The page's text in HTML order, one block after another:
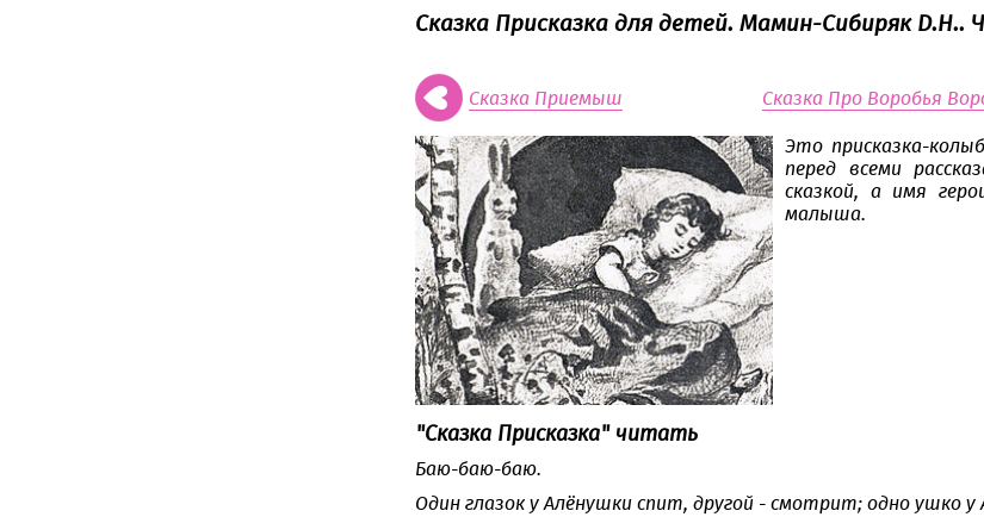
Сказка Присказка для детей. Мамин-Сибиряк Д.Н..
Сказка Приемыш Сказка Про Воробья
Это присказка-
перед всеми
сказкой, а имя
малыша.
"Сказка Присказка" читать
Баю-баю-баю.
Один глазок у Алёнушки спит, другой - смотрит; одно ушко